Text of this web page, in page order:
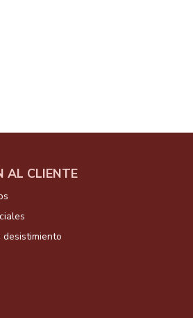
AL CLIENTE
desistimiento